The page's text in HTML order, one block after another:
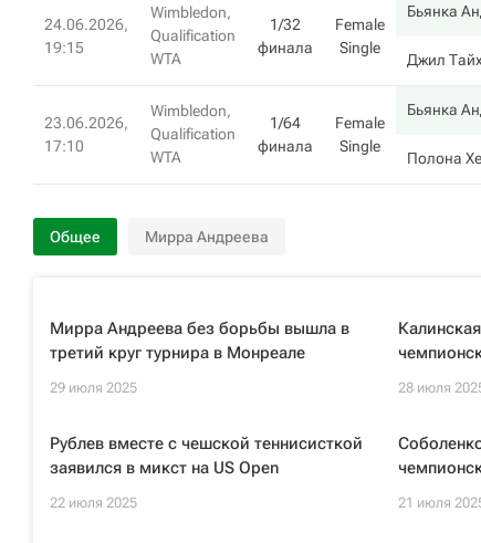
24.06.2026,
19:15
Wimbledon,
Qualification
WTA
1/32
финала
Female
Single
Бьянка
Джил
23.06.2026,
17:10
Wimbledon,
Qualification
WTA
1/64
финала
Female
Single
Бьянка
Полона
Общее Мирра Андреева
Мирра Андреева без борьбы вышла в
третий круг турнира в Монреале
29 июля 2025 28 июля
Рублев вместе с чешской теннисисткой
заявился в микст на US Open
22 июля 2025 21 июля